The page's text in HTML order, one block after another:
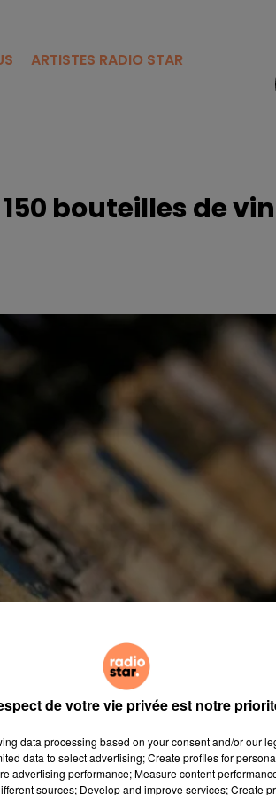
ARTISTES RADIO STAR
bouteilles de vin
de votre vie privée est notre
data processing based on your consent and/or our
data to select advertising; Create profiles for
advertising performance; Measure content
sources; Develop and improve services; Create